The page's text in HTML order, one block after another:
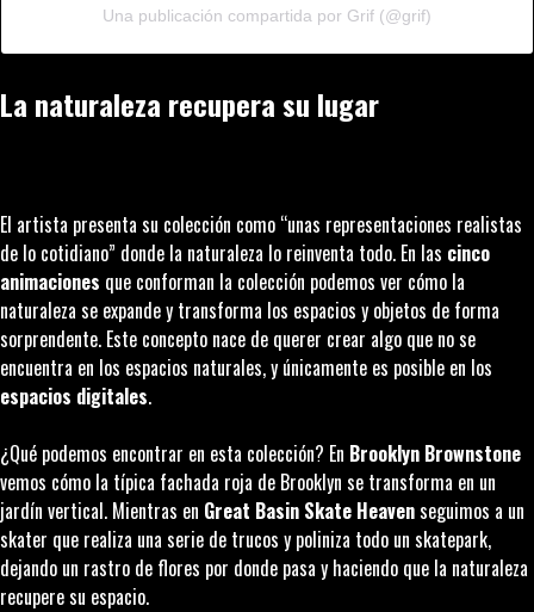
Una publicación compartida por Grif (@grif)
La naturaleza recupera su lugar
El artista presenta su colección como “unas representaciones realistas
de lo cotidiano” donde la naturaleza lo reinventa todo. En las cinco
animaciones que conforman la colección podemos ver cómo la
naturaleza se expande y transforma los espacios y objetos de forma
sorprendente. Este concepto nace de querer crear algo que no se
encuentra en los espacios naturales, y únicamente es posible en los
espacios digitales.
¿Qué podemos encontrar en esta colección? En Brooklyn Brownstone
vemos cómo la típica fachada roja de Brooklyn se transforma en un
jardín vertical. Mientras en Great Basin Skate Heavenseguimos a un
skater que realiza una serie de trucos y poliniza todo un skatepark,
dejando un rastro de flores por donde pasa y haciendo que la naturaleza
recupere su espacio.